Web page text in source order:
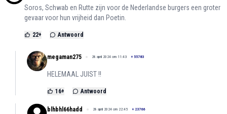
Soros, Schwab en Rutte zijn voor de Nederlandse burgers een groter
gevaar voor hun vrijheid dan Poetin.
22+ Antwoord
megaman275 28 april 2024 om 11:43 + 55783
HELEMAAL JUIST !!
16+ Antwoord
blhbhl66hadd 28 april 2024 om 22:45 + 23766